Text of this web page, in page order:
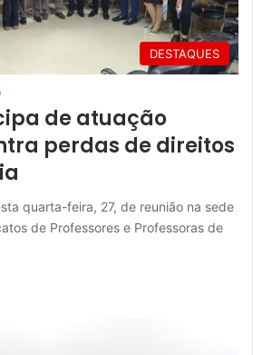
DESTAQUES
de atuação
perdas de direitos
quarta-feira, 27, de reunião na sede
de Professores e Professoras de